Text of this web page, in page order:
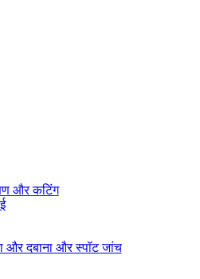
और कटिंग
और दबाना और स्पॉट जांच